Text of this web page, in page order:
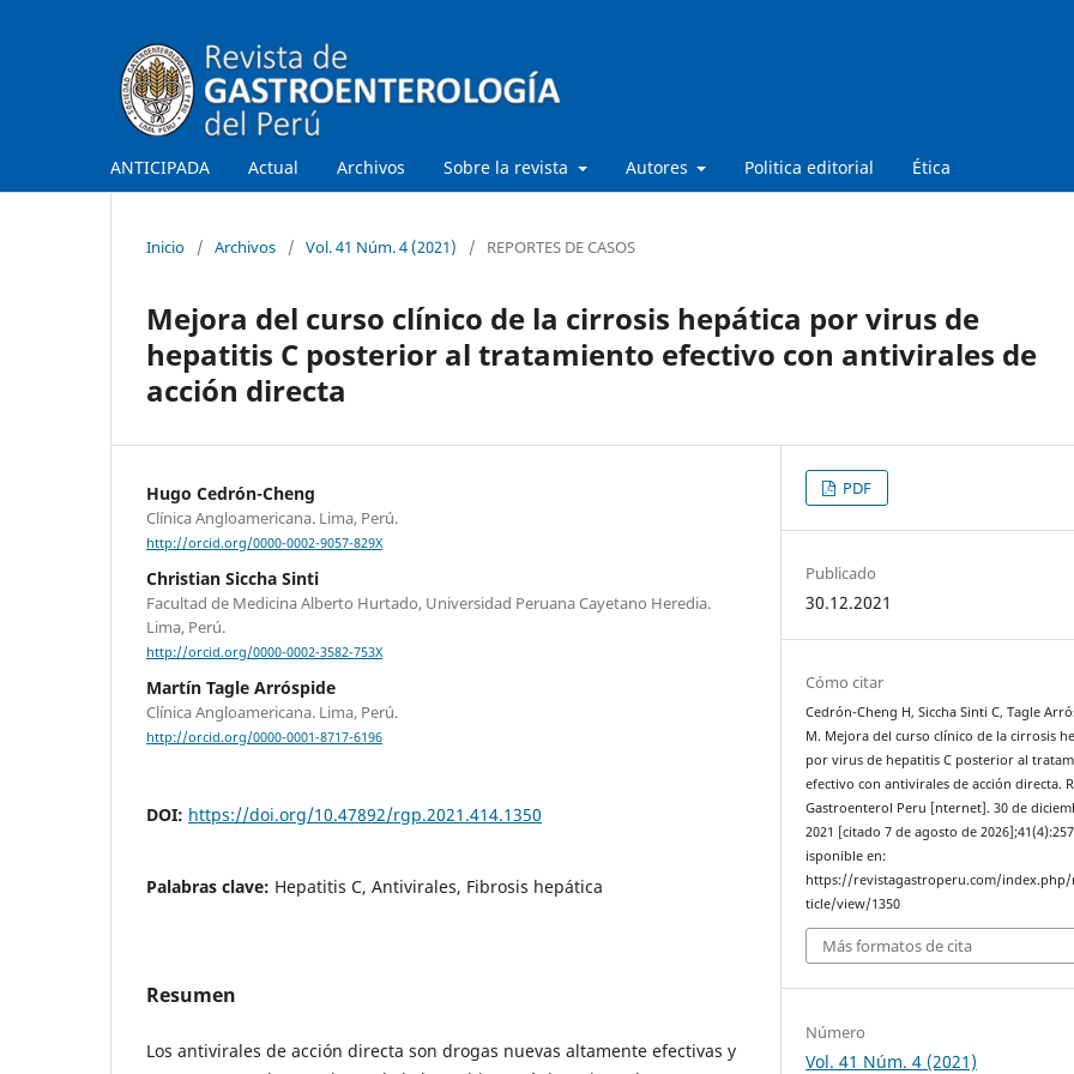
ANTICIPADA Actual Archivos Sobre la revista Autores Politica editorial Ética
Inicio / Archivos / Vol. 41 Núm. 4 (2021) / REPORTES DE CASOS
Mejora del curso clínico de la cirrosis hepática por virus de
hepatitis C posterior al tratamiento efectivo con antivirales de
acción directa
Hugo Cedrón-Cheng
Clínica Angloamericana. Lima, Perú.
http://orcid.org/0000-0002-9057-829X
Christian Siccha Sinti
Facultad de Medicina Alberto Hurtado, Universidad Peruana Cayetano Heredia.
Lima, Perú.
http://orcid.org/0000-0002-3582-753X
Martín Tagle Arróspide
Clínica Angloamericana. Lima, Perú.
http://orcid.org/0000-0001-8717-6196
DOI: https://doi.org/10.47892/rgp.2021.414.1350
Palabras clave: Hepatitis C, Antivirales, Fibrosis hepática
Resumen
Los antivirales de acción directa son drogas nuevas altamente efectivas y
PDF
Publicado
30.12.2021
Cómo citar
Cedrón-Cheng H, Siccha Sinti C, Tagle
M. Mejora del curso clínico de la cirrosis
por virus de hepatitis C posterior al
efectivo con antivirales de acción directa.
Gastroenterol Peru [nternet]. 30 de
2021 [citado 7 de agosto de
isponible en:
https://revistagastroperu.com/
ticle/view/1350
Más formatos de cita
Número
Vol. 41 Núm. 4 (2021)